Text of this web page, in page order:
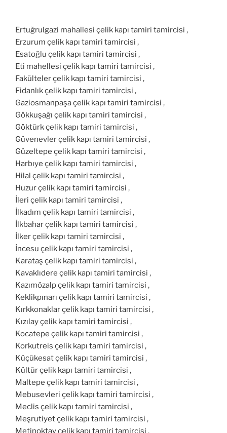
Ertuğrulgazi mahallesi çelik kapı tamiri tamircisi ,
Erzurum çelik kapı tamiri tamircisi ,
Esatoğlu çelik kapı tamiri tamircisi ,
Eti mahellesi çelik kapı tamiri tamircisi ,
Fakülteler çelik kapı tamiri tamircisi ,
Fidanlık çelik kapı tamiri tamircisi ,
Gaziosmanpaşa çelik kapı tamiri tamircisi ,
Gökkuşağı çelik kapı tamiri tamircisi ,
Göktürk çelik kapı tamiri tamircisi ,
Güvenevler çelik kapı tamiri tamircisi ,
Güzeltepe çelik kapı tamiri tamircisi ,
Harbıye çelik kapı tamiri tamircisi ,
Hilal çelik kapı tamiri tamircisi ,
Huzur çelik kapı tamiri tamircisi ,
İleri çelik kapı tamiri tamircisi ,
İlkadım çelik kapı tamiri tamircisi ,
İlkbahar çelik kapı tamiri tamircisi ,
İlker çelik kapı tamiri tamircisi ,
İncesu çelik kapı tamiri tamircisi ,
Karataş çelik kapı tamiri tamircisi ,
Kavaklıdere çelik kapı tamiri tamircisi ,
Kazımözalp çelik kapı tamiri tamircisi ,
Keklikpınarı çelik kapı tamiri tamircisi ,
Kırkkonaklar çelik kapı tamiri tamircisi ,
Kızılay çelik kapı tamiri tamircisi ,
Kocatepe çelik kapı tamiri tamircisi ,
Korkutreis çelik kapı tamiri tamircisi ,
Küçükesat çelik kapı tamiri tamircisi ,
Kültür çelik kapı tamiri tamircisi ,
Maltepe çelik kapı tamiri tamircisi ,
Mebusevleri çelik kapı tamiri tamircisi ,
Meclis çelik kapı tamiri tamircisi ,
Meşrutiyet çelik kapı tamiri tamircisi ,
Metinoktay çelik kapı tamiri tamircisi ,